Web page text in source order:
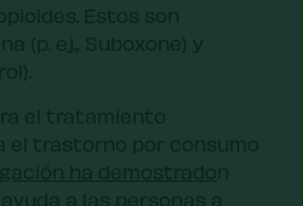
Estos son
(p. ej., Suboxone) y
el tratamiento
el trastorno por consumo
ha demostradon
a las personas a